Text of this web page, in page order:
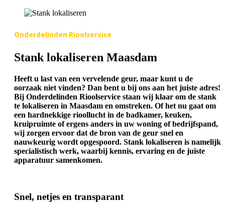
Onderdelinden Rioolservice
Stank lokaliseren Maasdam
Heeft u last van een vervelende geur, maar kunt u de
oorzaak niet vinden? Dan bent u bij ons aan het juiste adres!
Bij Onderdelinden Rioolservice staan wij klaar om de stank
te lokaliseren in Maasdam en omstreken. Of het nu gaat om
een hardnekkige rioollucht in de badkamer, keuken,
kruipruimte of ergens anders in uw woning of bedrijfspand,
wij zorgen ervoor dat de bron van de geur snel en
nauwkeurig wordt opgespoord. Stank lokaliseren is namelijk
specialistisch werk, waarbij kennis, ervaring en de juiste
apparatuur samenkomen.
Snel, netjes en transparant